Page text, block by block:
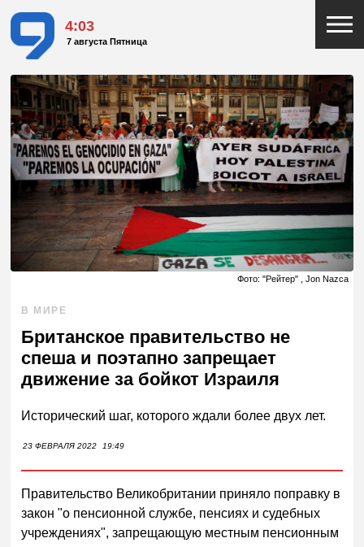
4:03
7 августа Пятница
Фото: "Рейтер" , Jon Nazca
В МИРЕ
Британское правительство не
спеша и поэтапно запрещает
движение за бойкот Израиля
Исторический шаг, которого ждали более двух лет.
23 ФЕВРАЛЯ 2022 19:49
Правительство Великобритании приняло поправку в
закон "о пенсионной службе, пенсиях и судебных
учреждениях", запрещающую местным пенсионным